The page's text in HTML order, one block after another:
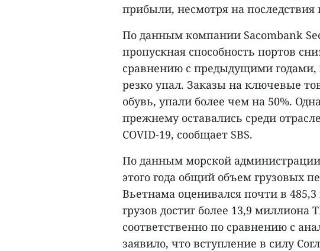
прибыли, несмотря на последствия
По данным компании Sacombank
пропускная способность портов
сравнению с предыдущими
резко упал. Заказы на ключевые
обувь, упали более чем на 50%.
прежнему оставались среди
COVID-19, сообщает SBS.
По данным морской
этого года общий объем грузовых
Вьетнама оценивался почти в
грузов достиг более 13,9 миллиона
соответственно по сравнению с
заявило, что вступление в силу